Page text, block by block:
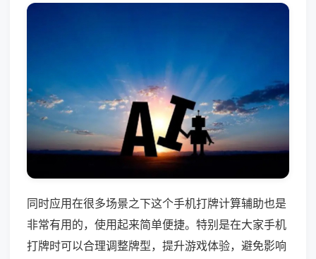
同时应用在很多场景之下这个手机打牌计算辅助也是
非常有用的，使用起来简单便捷。特别是在大家手机
打牌时可以合理调整牌型，提升游戏体验，避免影响